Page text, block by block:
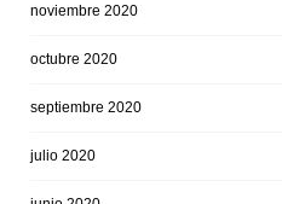
noviembre 2020
octubre 2020
septiembre 2020
julio 2020